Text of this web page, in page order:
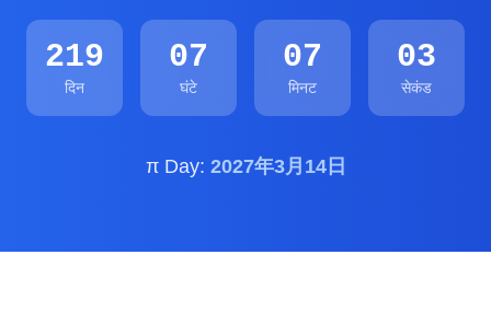
219
दिन
07
घंटे
07
मिनट
02
सेकंड
π Day: 2027年3月14日